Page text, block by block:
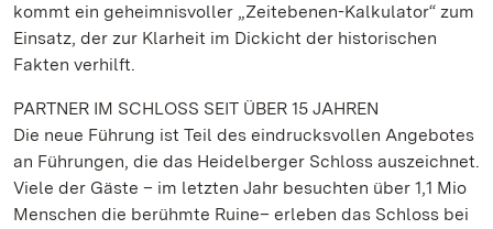
kommt ein geheimnisvoller „Zeitebenen-Kalkulator“ zum
Einsatz, der zur Klarheit im Dickicht der historischen
Fakten verhilft.
PARTNER IM SCHLOSS SEIT ÜBER 15 JAHREN
Die neue Führung ist Teil des eindrucksvollen Angebotes
an Führungen, die das Heidelberger Schloss auszeichnet.
Viele der Gäste – im letzten Jahr besuchten über 1,1 Mio
Menschen die berühmte Ruine– erleben das Schloss bei